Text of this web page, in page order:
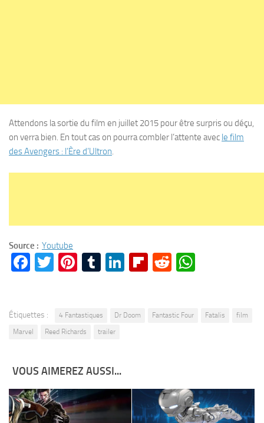
Attendons la sortie du film en juillet 2015 pour être surpris ou déçu,
on verra bien. En tout cas on pourra combler l’attente avec le film
des Avengers : l’Ère d’Ultron.
Source : Youtube
Facebook
Twitter
Pinterest
Tumblr
LinkedIn
Flipboard
Reddit
Étiquettes : 4 Fantastiques Dr Doom Fantastic Four Fatalis
film
Marvel
Reed Richards trailer
VOUS AIMEREZ AUSSI...